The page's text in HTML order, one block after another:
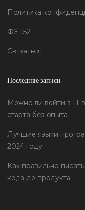
Политика
ФЗ-152
Связаться
Последние записи
Можно ли войти в IT
старта без опыта
Лучшие языки
2024 году
Как правильно
кода до продукта